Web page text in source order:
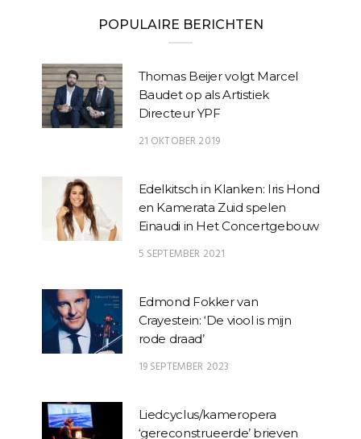
POPULAIRE BERICHTEN
Thomas Beijer volgt Marcel
Baudet op als Artistiek
Directeur YPF
21 OKTOBER 2019
Edelkitsch in Klanken: Iris Hond
en Kamerata Zuid spelen
Einaudi in Het Concertgebouw
5 SEPTEMBER 2021
Edmond Fokker van
Crayestein: ‘De viool is mijn
rode draad’
19 SEPTEMBER 2023
Liedcyclus/kameropera
‘gereconstrueerde’ brieven